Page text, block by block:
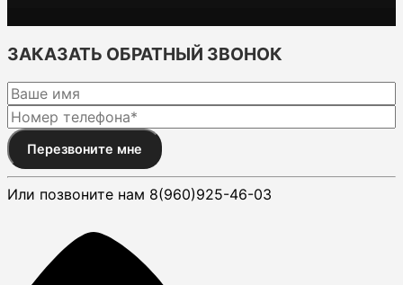
ЗАКАЗАТЬ ОБРАТНЫЙ ЗВОНОК
Перезвоните мне
Или позвоните нам 8(960)925-46-03